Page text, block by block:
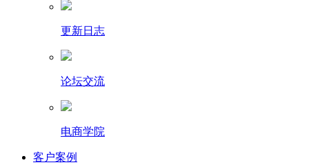
更新日志
论坛交流
电商学院
客户案例